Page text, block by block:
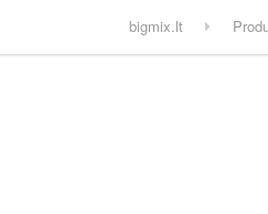
bigmix.lt